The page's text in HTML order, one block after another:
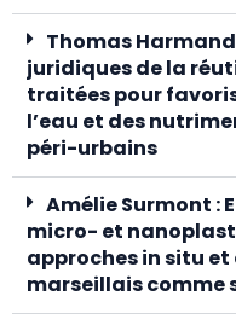
Thomas
juridiques de la
traitées pour
l’eau et des
péri-urbains
Amélie Surmont :
micro- et
approches in situ
marseillais comme